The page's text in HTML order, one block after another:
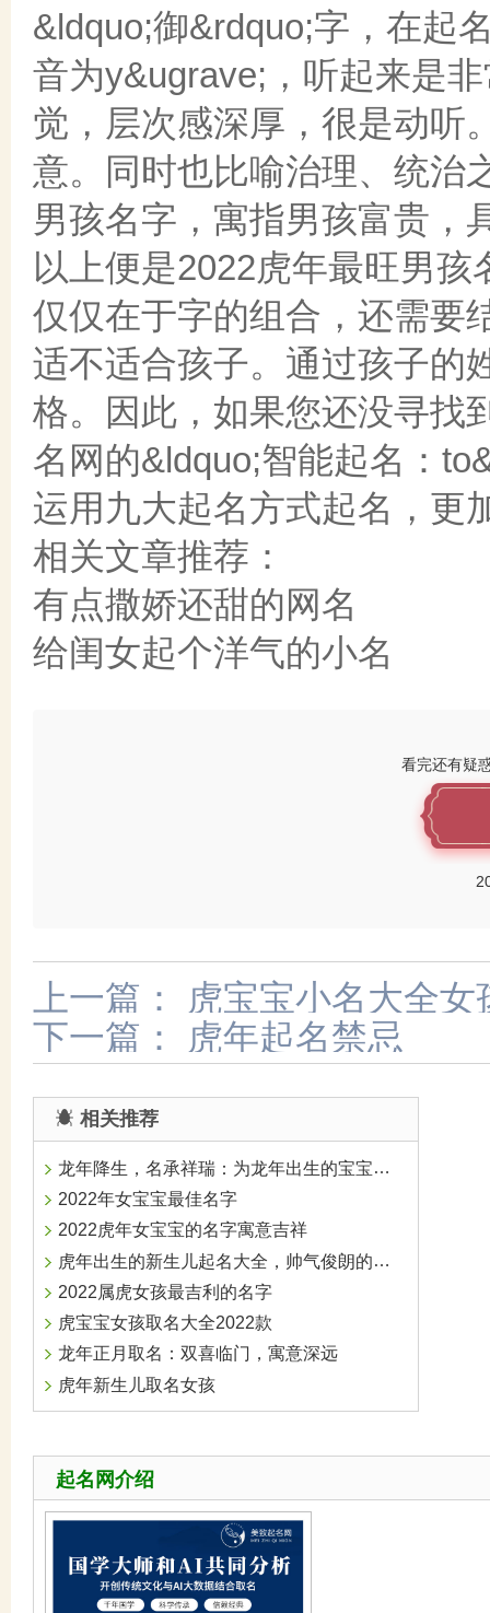
&ldquo;御&rdquo;字，在起
音为y&ugrave;，听起来是
觉，层次感深厚，很是动听
意。同时也比喻治理、统治
男孩名字，寓指男孩富贵，
以上便是2022虎年最旺男
仅仅在于字的组合，还需要
适不适合孩子。通过孩子的
格。因此，如果您还没寻找
名网的&ldquo;智能起名：
运用九大起名方式起名，更
相关文章推荐：
有点撒娇还甜的网名
给闺女起个洋气的小名
看完还有疑
上一篇：
虎宝宝小名大全女
下一篇：
虎年起名禁忌
相关推荐
龙年降生，名承祥瑞：为龙年出生的宝宝取名的文化传承与美好期许
2022年女宝宝最佳名字
2022虎年女宝宝的名字寓意吉祥
虎年出生的新生儿起名大全，帅气俊朗的男宝宝名字
2022属虎女孩最吉利的名字
虎宝宝女孩取名大全2022款
龙年正月取名：双喜临门，寓意深远
虎年新生儿取名女孩
起名网介绍